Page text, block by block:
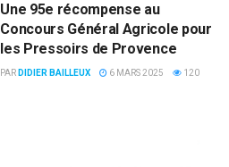
Une 95e récompense au
Concours Général Agricole pour
les Pressoirs de Provence
PAR DIDIER BAILLEUX 6 MARS 2025 120